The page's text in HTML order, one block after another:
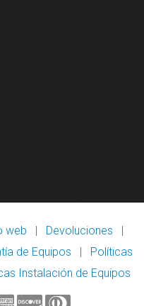
web | Devoluciones |
de Equipos | Políticas
Instalación de Equipos